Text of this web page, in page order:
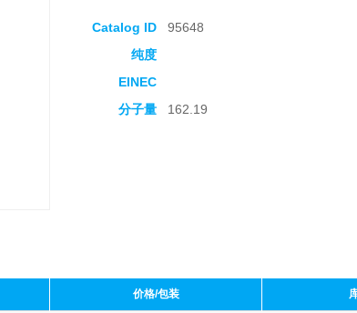
Catalog ID 95648
纯度
EINEC
分子量
162.19
价格/包装